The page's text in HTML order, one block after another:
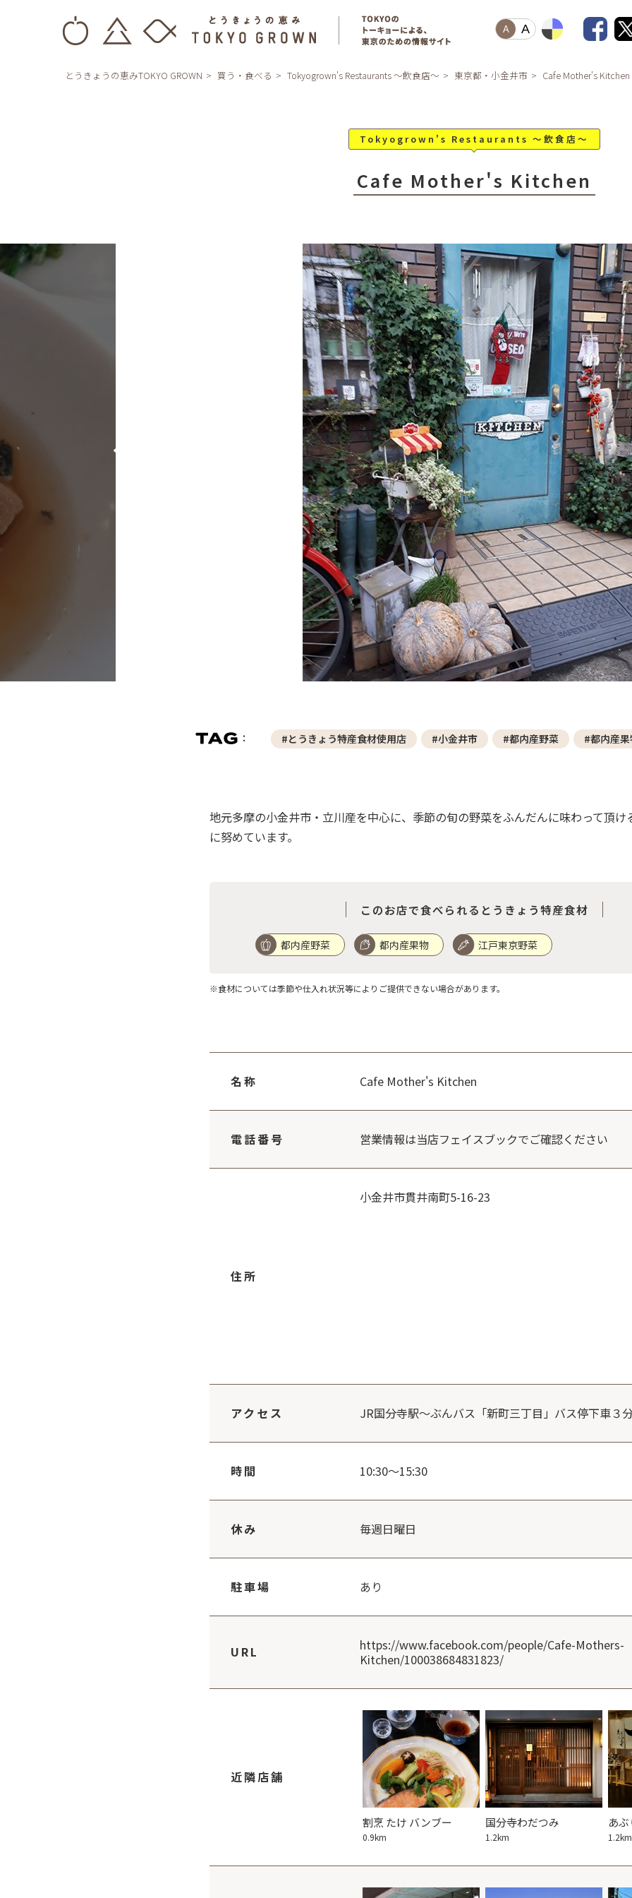
A A
とうきょうの恵みTOKYO GROWN 買う・食べる Tokyogrown's Restaurants ～飲食店～ 東京都・小金井市 Cafe Mother's Kitchen
Tokyogrown's Restaurants ～飲食店～
Cafe Mother's Kitchen
#とうきょう特産食材使用店 #小金井市 #都内産野菜 #都内産
地元多摩の小金井市・立川産を中心に、季節の旬の野菜をふんだんに味わって頂け
に努めています。
このお店で食べられるとうきょう特産食材
都内産野菜 都内産果物 江戸東京野菜
※食材については季節や仕入れ状況等によりご提供できない場合があります。
名称 Cafe Mother's Kitchen
電話番号 営業情報は当店フェイスブックでご確認ください
住所
小金井市貫井南町5-16-23
アクセス JR国分寺駅～ぶんバス「新町三丁目」バス停下車３
時間 10:30～15:30
休み 毎週日曜日
駐車場 あり
URL
https://www.facebook.com/people/Cafe-Mothers-
Kitchen/100038684831823/
近隣店舗
割烹 たけ バンブー
0.9km
国分寺わだつみ
1.2km
あ
1.2km